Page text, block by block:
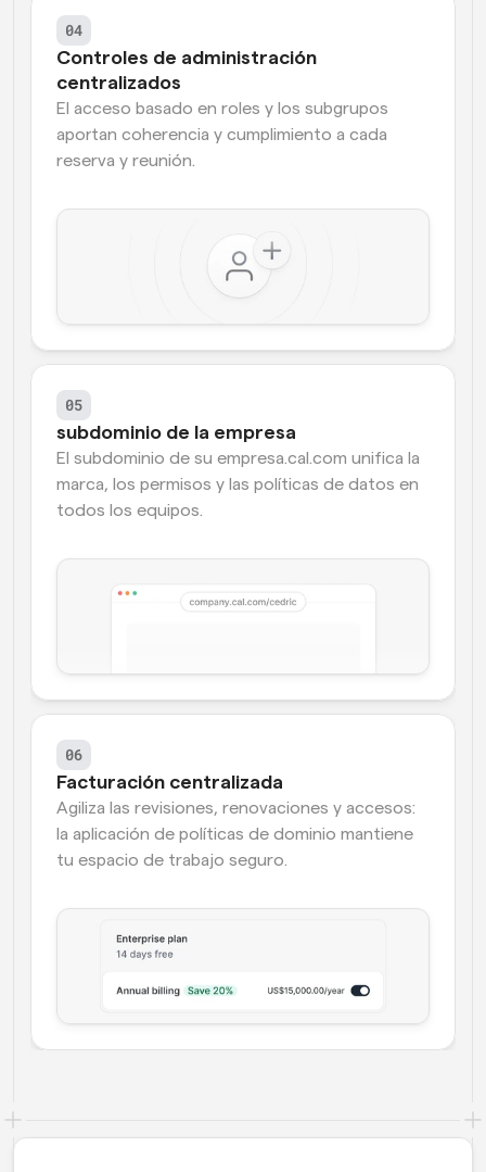
04
Controles de administración
centralizados
El acceso basado en roles y los subgrupos
aportan coherencia y cumplimiento a cada
reserva y reunión.
05
subdominio de la empresa
El subdominio de su empresa.cal.com unifica la
marca, los permisos y las políticas de datos en
todos los equipos.
06
Facturación centralizada
Agiliza las revisiones, renovaciones y accesos:
la aplicación de políticas de dominio mantiene
tu espacio de trabajo seguro.